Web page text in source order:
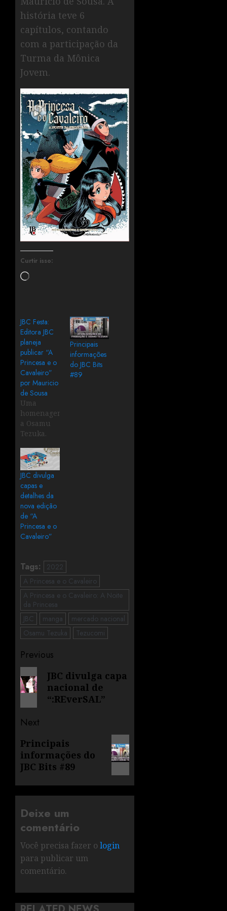
história teve 6
capítulos, contando
com a participação da
Turma da Mônica
Jovem.
Curtir isso:
JBC Festa:
Editora JBC
planeja
publicar “A
Princesa e o
Cavaleiro”
por Mauricio
de Sousa
Uma
homenagem
a Osamu
Tezuka.
Principais
informações
do JBC Bits
#89
JBC divulga
capas e
detalhes da
nova edição
de “A
Princesa e o
Cavaleiro”
Tags:
2022
A Princesa e o Cavaleiro
A Princesa e o Cavaleiro: A Noite
da Princesa
JBC
manga
mercado nacional
Osamu Tezuka
Tezucomi
Previous
JBC divulga capa
nacional de
“:REverSAL”
Next
Principais
informações do
JBC Bits #89
Deixe um
comentário
Você precisa fazer o login
para publicar um
comentário.